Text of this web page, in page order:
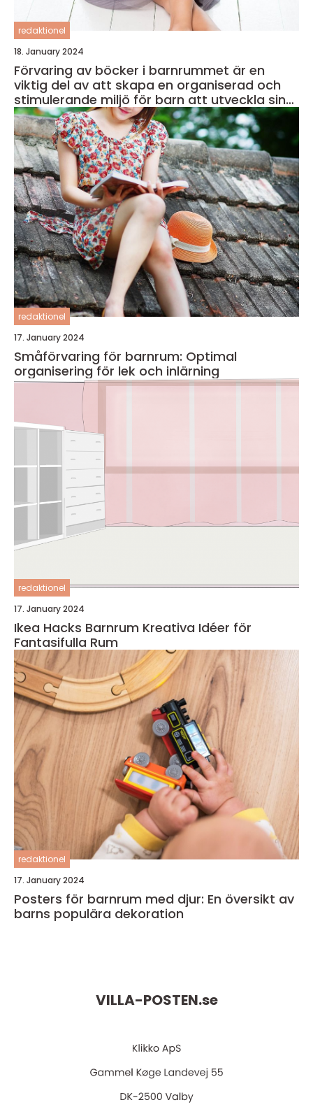
redaktionel
18. January 2024
Förvaring av böcker i barnrummet är en
viktig del av att skapa en organiserad och
stimulerande miljö för barn att utveckla sin
läsförmåga och kreativitet
redaktionel
17. January 2024
Småförvaring för barnrum: Optimal
organisering för lek och inlärning
redaktionel
17. January 2024
Ikea Hacks Barnrum Kreativa Idéer för
Fantasifulla Rum
redaktionel
17. January 2024
Posters för barnrum med djur: En översikt av
barns populära dekoration
VILLA-POSTEN.se